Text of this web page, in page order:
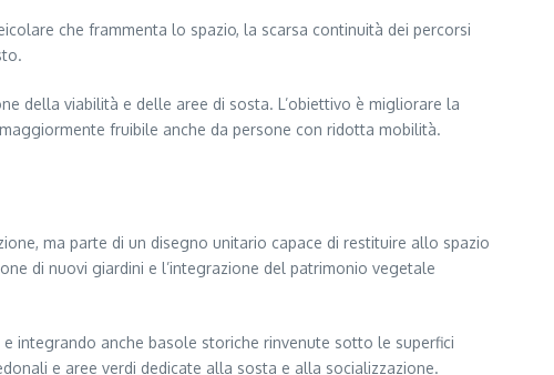
che frammenta lo spazio, la scarsa continuità dei percorsi
della viabilità e delle aree di sosta. L’obiettivo è migliorare la
fruibile anche da persone con ridotta mobilità.
ma parte di un disegno unitario capace di restituire allo spazio
di nuovi giardini e l’integrazione del patrimonio vegetale
integrando anche basole storiche rinvenute sotto le superfici
e aree verdi dedicate alla sosta e alla socializzazione.